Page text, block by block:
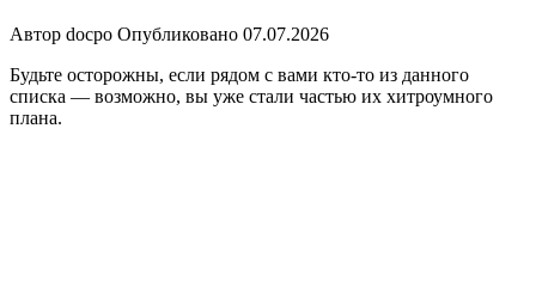
Автор docpo Опубликовано 07.07.2026
Будьте осторожны, если рядом с вами кто-то из данного
списка — возможно, вы уже стали частью их хитроумного
плана.